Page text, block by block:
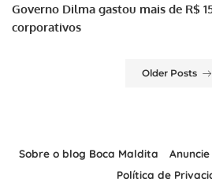
Governo Dilma gastou mais de R$
corporativos
Older Posts
Sobre o blog Boca Maldita Anuncie
Política de